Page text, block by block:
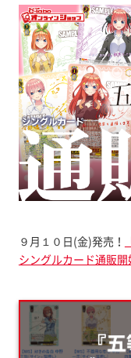
９月１０日(金)発売！
シングルカード通販開